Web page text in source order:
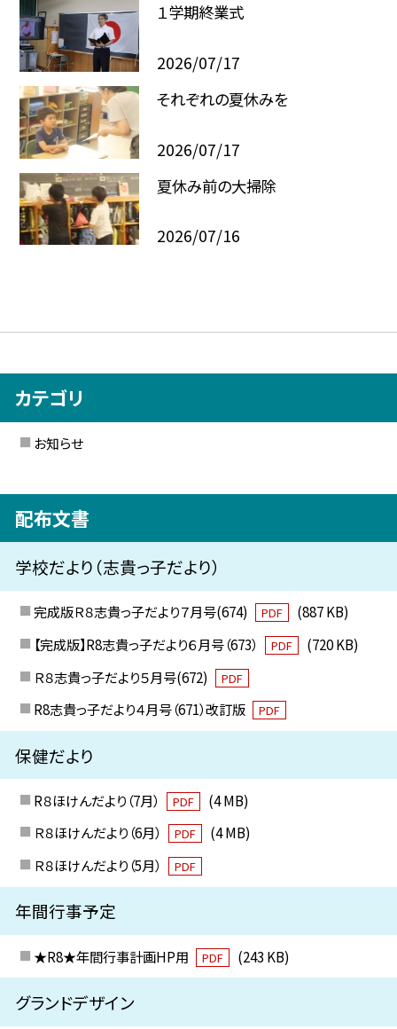
１学期終業式
2026/07/17
それぞれの夏休みを
2026/07/17
夏休み前の大掃除
2026/07/16
カテゴリ
お知らせ
配布文書
学校だより（志貴っ子だより）
完成版Ｒ８志貴っ子だより７月号(674) PDF
(887 KB)
【完成版】R8志貴っ子だより６月号（673）
PDF
(720 KB)
Ｒ８志貴っ子だより５月号(672)
PDF
R8志貴っ子だより４月号（671）改訂版 PDF
保健だより
R８ほけんだより（7月） PDF
(4 MB)
Ｒ８ほけんだより（6月）
PDF
(4 MB)
Ｒ８ほけんだより（5月）
PDF
年間行事予定
★R8★年間行事計画HP用 PDF (243 KB)
グランドデザイン